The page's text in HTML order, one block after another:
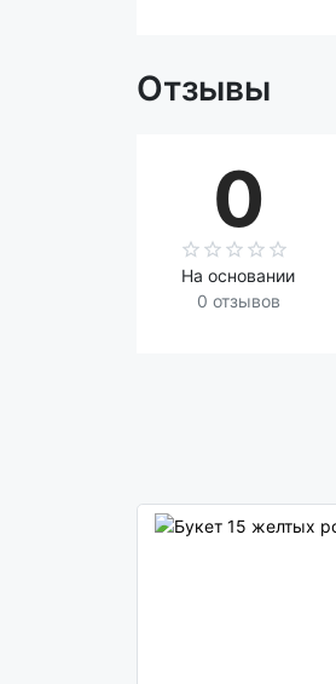
Отзывы
0
На основании
0 отзывов